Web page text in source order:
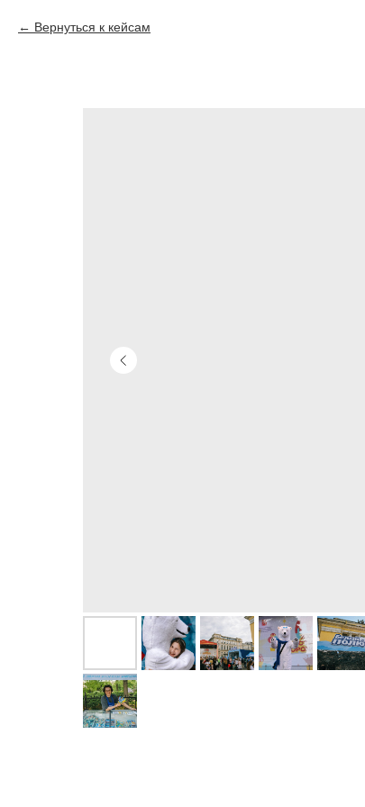
Вернуться к кейсам